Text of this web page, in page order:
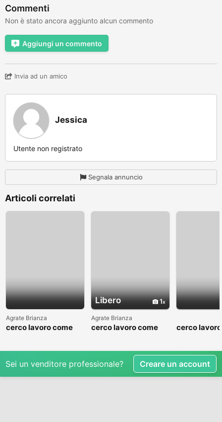
Commenti
Non è stato ancora aggiunto alcun commento
Aggiungi un commento
Invia ad un amico
Jessica
Utente non registrato
Segnala annuncio
Articoli correlati
Agrate Brianza
cerco lavoro come
Libero 1
Agrate Brianza
cerco lavoro come
cerco
Sei un venditore professionale? Creare un account